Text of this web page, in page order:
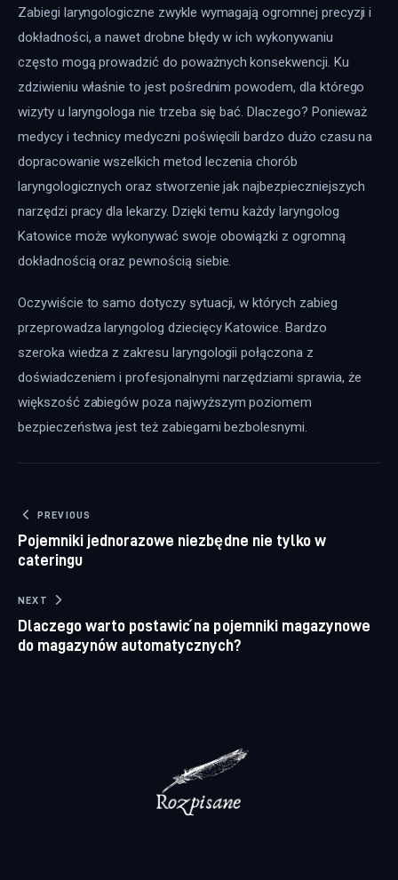
Zabiegi laryngologiczne zwykle wymagają ogromnej precyzji i
dokładności, a nawet drobne błędy w ich wykonywaniu
często mogą prowadzić do poważnych konsekwencji. Ku
zdziwieniu właśnie to jest pośrednim powodem, dla którego
wizyty u laryngologa nie trzeba się bać. Dlaczego? Ponieważ
medycy i technicy medyczni poświęcili bardzo dużo czasu na
dopracowanie wszelkich metod leczenia chorób
laryngologicznych oraz stworzenie jak najbezpieczniejszych
narzędzi pracy dla lekarzy. Dzięki temu każdy laryngolog
Katowice może wykonywać swoje obowiązki z ogromną
dokładnością oraz pewnością siebie.
Oczywiście to samo dotyczy sytuacji, w których zabieg
przeprowadza laryngolog dziecięcy Katowice. Bardzo
szeroka wiedza z zakresu laryngologii połączona z
doświadczeniem i profesjonalnymi narzędziami sprawia, że
większość zabiegów poza najwyższym poziomem
bezpieczeństwa jest też zabiegami bezbolesnymi.
Nawigacja wpisu
PREVIOUS
Pojemniki jednorazowe niezbędne nie tylko w
cateringu
NEXT
Dlaczego warto postawić na pojemniki magazynowe
do magazynów automatycznych?